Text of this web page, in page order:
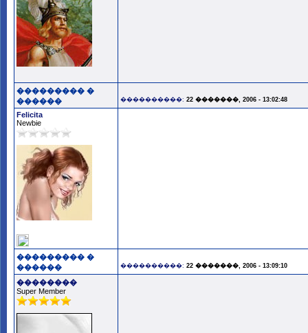
��������� �
������
����������: 22 �������, 2006 - 13:02:48
Felicita
Newbie
��������� �
������
����������: 22 �������, 2006 - 13:09:10
��������
Super Member